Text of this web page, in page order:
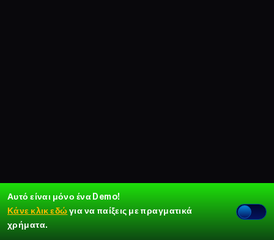
Αυτό είναι μόνο ένα Demo!
Κάνε κλικ εδώ για να παίξεις με πραγματικά
χρήματα.